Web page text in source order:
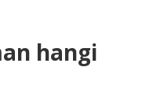
hangi